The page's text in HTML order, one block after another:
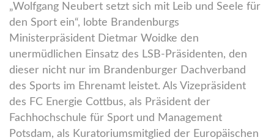
„Wolfgang Neubert setzt sich mit Leib und Seele für
den Sport ein“, lobte Brandenburgs
Ministerpräsident Dietmar Woidke den
unermüdlichen Einsatz des LSB-Präsidenten, den
dieser nicht nur im Brandenburger Dachverband
des Sports im Ehrenamt leistet. Als Vizepräsident
des FC Energie Cottbus, als Präsident der
Fachhochschule für Sport und Management
Potsdam, als Kuratoriumsmitglied der Europäischen